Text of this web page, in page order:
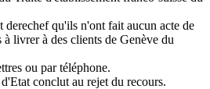
qu'ils n'ont fait aucun acte de
à livrer à des clients de Genève du
ou par téléphone.
conclut au rejet du recours.